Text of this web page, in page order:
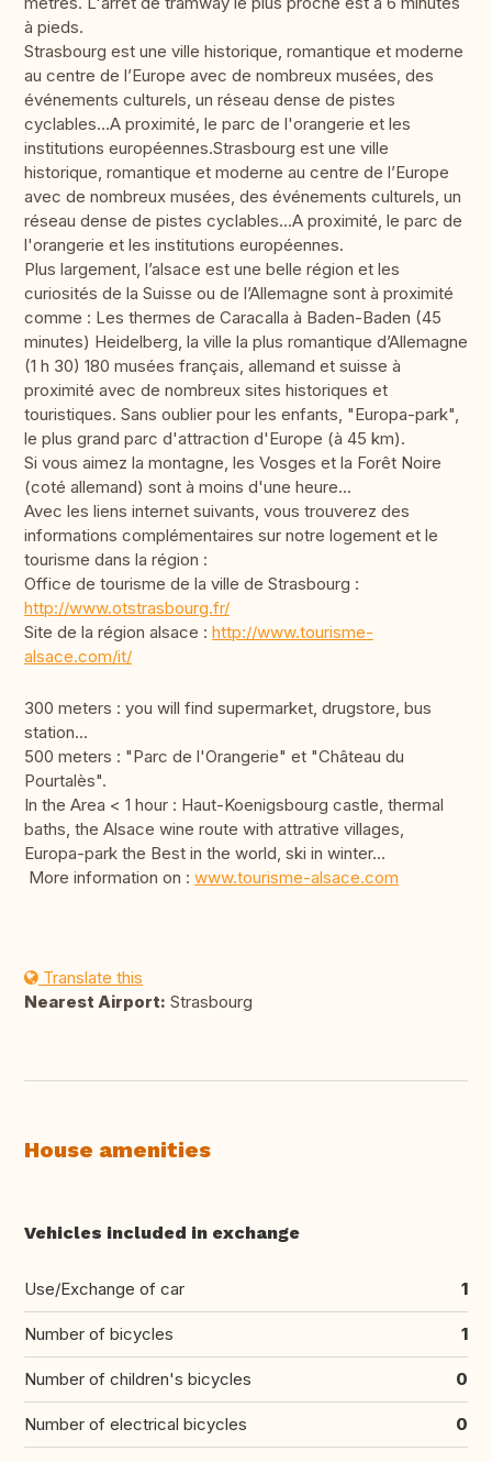
à pieds.
Strasbourg est une ville historique, romantique et moderne
au centre de l’Europe avec de nombreux musées, des
événements culturels, un réseau dense de pistes
cyclables…A proximité, le parc de l'orangerie et les
institutions européennes.Strasbourg est une ville
historique, romantique et moderne au centre de l’Europe
avec de nombreux musées, des événements culturels, un
réseau dense de pistes cyclables…A proximité, le parc de
l'orangerie et les institutions européennes.
Plus largement, l’alsace est une belle région et les
curiosités de la Suisse ou de l’Allemagne sont à proximité
comme : Les thermes de Caracalla à Baden-Baden (45
minutes) Heidelberg, la ville la plus romantique d’Allemagne
(1 h 30) 180 musées français, allemand et suisse à
proximité avec de nombreux sites historiques et
touristiques. Sans oublier pour les enfants, "Europa-park",
le plus grand parc d'attraction d'Europe (à 45 km).
Si vous aimez la montagne, les Vosges et la Forêt Noire
(coté allemand) sont à moins d'une heure...
Avec les liens internet suivants, vous trouverez des
informations complémentaires sur notre logement et le
tourisme dans la région :
Office de tourisme de la ville de Strasbourg :
http://www.otstrasbourg.fr/
Site de la région alsace : http://www.tourisme-
alsace.com/it/
300 meters : you will find supermarket, drugstore, bus
station...
500 meters : "Parc de l'Orangerie" et "Château du
Pourtalès".
In the Area < 1 hour : Haut-Koenigsbourg castle, thermal
baths, the Alsace wine route with attrative villages,
Europa-park the Best in the world, ski in winter...
More information on : www.tourisme-alsace.com
Translate this
Nearest Airport: Strasbourg
House amenities
Vehicles included in exchange
Use/Exchange of car 1
Number of bicycles 1
Number of children's bicycles 0
Number of electrical bicycles 0